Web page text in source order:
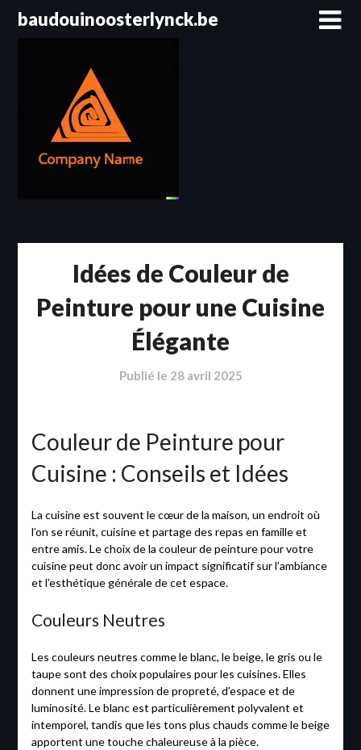
Passerbaudouinoosterlynck.be
Idées de Couleur de
Peinture pour une Cuisine
Élégante
Publié le 28 avril 2025
Couleur de Peinture pour
Cuisine : Conseils et Idées
La cuisine est souvent le cœur de la maison, un endroit où
l’on se réunit, cuisine et partage des repas en famille et
entre amis. Le choix de la couleur de peinture pour votre
cuisine peut donc avoir un impact significatif sur l’ambiance
et l’esthétique générale de cet espace.
Couleurs Neutres
Les couleurs neutres comme le blanc, le beige, le gris ou le
taupe sont des choix populaires pour les cuisines. Elles
donnent une impression de propreté, d’espace et de
luminosité. Le blanc est particulièrement polyvalent et
intemporel, tandis que les tons plus chauds comme le beige
apportent une touche chaleureuse à la pièce.